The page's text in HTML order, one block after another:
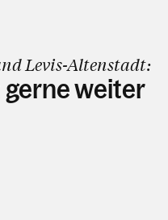
Levis-Altenstadt:
weiter